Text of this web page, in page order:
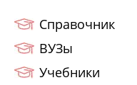
Справочник
ВУЗы
Учебники